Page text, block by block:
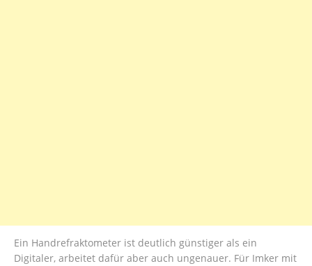
Ein Handrefraktometer ist deutlich günstiger als ein
Digitaler, arbeitet dafür aber auch ungenauer. Für Imker mit